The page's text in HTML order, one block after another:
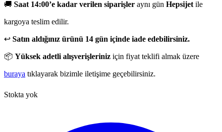
🚚 Saat 14:00’e kadar verilen siparişler aynı gün Hepsijet ile
kargoya teslim edilir.
↩️ Satın aldığınız ürünü 14 gün içinde iade edebilirsiniz.
📦 Yüksek adetli alışverişleriniz için fiyat teklifi almak üzere
buraya tıklayarak bizimle iletişime geçebilirsiniz.
Stokta yok